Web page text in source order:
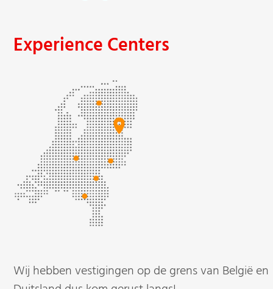
Experience Centers
Wij hebben vestigingen op de grens van België en